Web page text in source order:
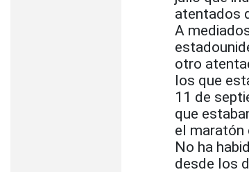
atentados
A
otro
los que
11 de
que
el maratón
No ha
desde los